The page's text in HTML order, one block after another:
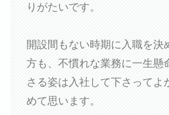
りがたいです。
開設間もない時期に入職を決
方も、不慣れな業務に一生懸
さる姿は入社して下さってよ
めて思います。